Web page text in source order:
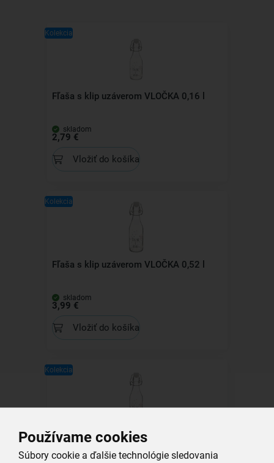
Používame cookies
Súbory cookie a ďalšie technológie sledovania
Kolekcia
Fľaša s klip uzáverom VLOČKA 0,16 l
skladom
2,79 €
Vložiť do košíka
Kolekcia
Fľaša s klip uzáverom VLOČKA 0,52 l
skladom
3,99 €
Vložiť do košíka
Kolekcia
Fľaša s klip uzáverom VLOČKA 0,29 l